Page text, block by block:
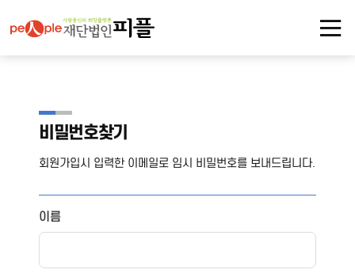
비밀번호찾기
회원가입시 입력한 이메일로 임시 비밀번호를 보내드립니다.
이름